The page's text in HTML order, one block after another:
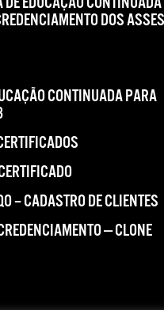
DOS
CONTINUADA PARA
– CADASTRO DE CLIENTES
— CLONE